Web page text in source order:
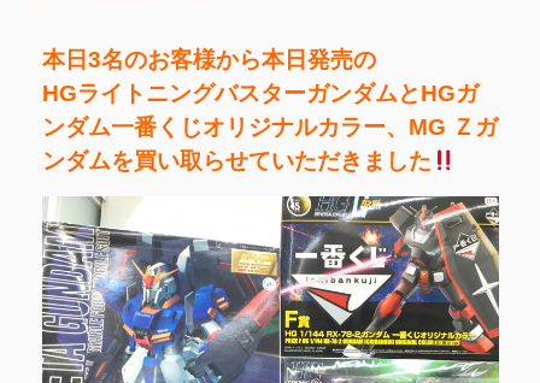
本日3名のお客様から本日発売の
HGライトニングバスターガンダムとHGガ
ンダム一番くじオリジナルカラー、MG Ｚガ
ンダムを買い取らせていただきました